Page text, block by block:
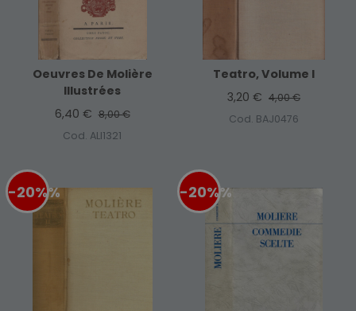
Oeuvres De Molière
Illustrées
6,40 € 8,00 €
Cod. ALI1321
Teatro, Volume I
3,20 € 4,00 €
Cod. BAJ0476
-20%% -20%%